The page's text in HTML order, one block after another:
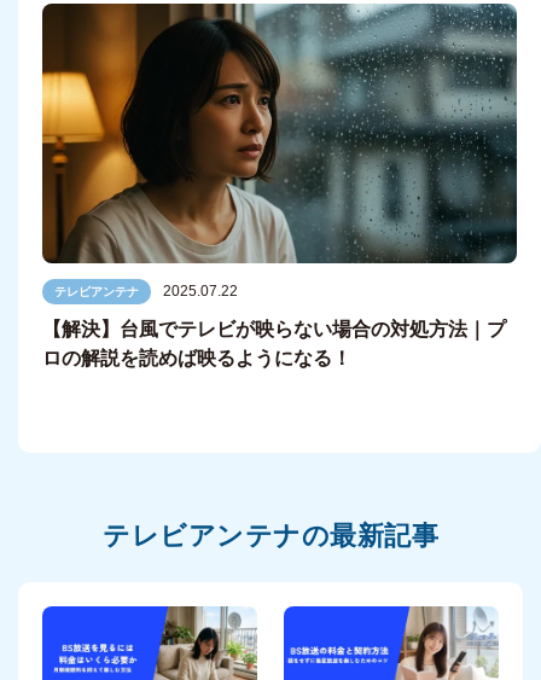
テレビアンテナ 2025.07.22
【解決】台風でテレビが映らない場合の対処方法｜プ
ロの解説を読めば映るようになる！
テレビアンテナの最新記事